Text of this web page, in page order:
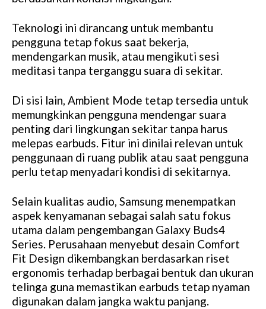
Teknologi ini dirancang untuk membantu
pengguna tetap fokus saat bekerja,
mendengarkan musik, atau mengikuti sesi
meditasi tanpa terganggu suara di sekitar.
Di sisi lain, Ambient Mode tetap tersedia untuk
memungkinkan pengguna mendengar suara
penting dari lingkungan sekitar tanpa harus
melepas earbuds. Fitur ini dinilai relevan untuk
penggunaan di ruang publik atau saat pengguna
perlu tetap menyadari kondisi di sekitarnya.
Selain kualitas audio, Samsung menempatkan
aspek kenyamanan sebagai salah satu fokus
utama dalam pengembangan Galaxy Buds4
Series. Perusahaan menyebut desain Comfort
Fit Design dikembangkan berdasarkan riset
ergonomis terhadap berbagai bentuk dan ukuran
telinga guna memastikan earbuds tetap nyaman
digunakan dalam jangka waktu panjang.